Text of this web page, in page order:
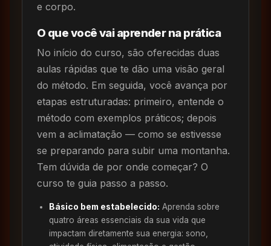
e corpo.
O que você vai aprender na prática
No início do curso, são oferecidas duas
aulas rápidas que te dão uma visão geral
do método. Em seguida, você avança por
etapas estruturadas: primeiro, entende o
método com exemplos práticos; depois
vem a aclimatação — como se estivesse
se preparando para subir uma montanha.
Tem dúvida de por onde começar? O
curso te guia passo a passo.
Básico bem estabelecido: Aprenda sobre
quatro áreas essenciais da sua vida que
impactam diretamente sua energia: sono,